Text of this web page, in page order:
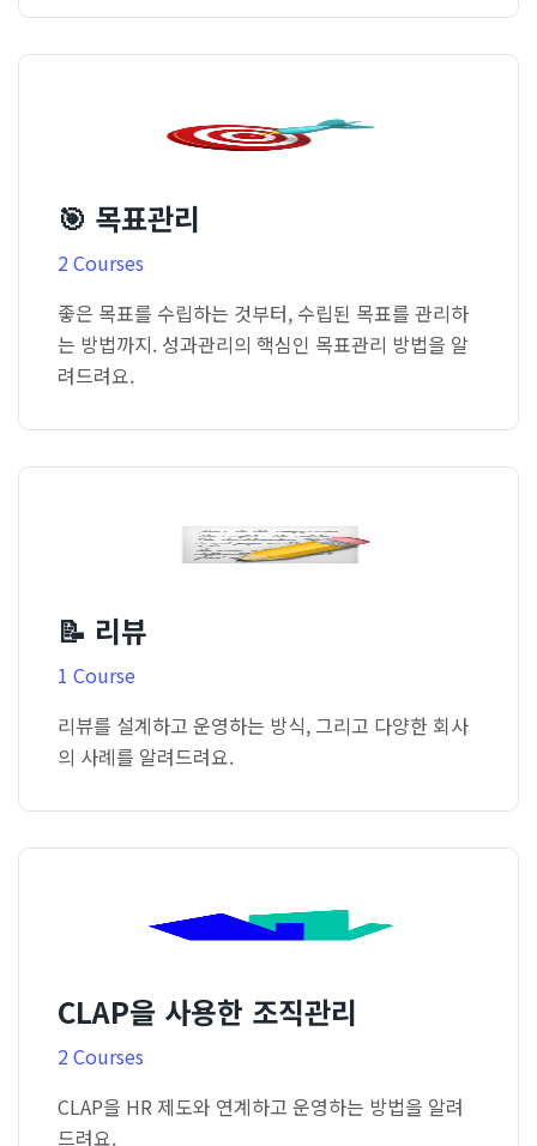
🎯 목표관리
2 Courses
좋은 목표를 수립하는 것부터, 수립된 목표를 관리하
는 방법까지. 성과관리의 핵심인 목표관리 방법을 알
려드려요.
📝 리뷰
1 Course
리뷰를 설계하고 운영하는 방식, 그리고 다양한 회사
의 사례를 알려드려요.
CLAP을 사용한 조직관리
2 Courses
CLAP을 HR 제도와 연계하고 운영하는 방법을 알려
드려요.